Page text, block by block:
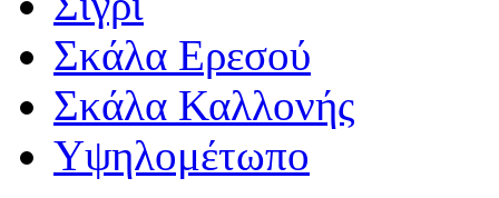
Σκάλα Ερεσού
Σκάλα Καλλονής
Υψηλομέτωπο